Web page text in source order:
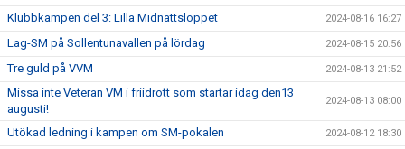
Klubbkampen del 3: Lilla Midnattsloppet 2024-08-16 16:27
Lag-SM på Sollentunavallen på lördag 2024-08-15 20:56
Tre guld på VVM 2024-08-13 21:52
Missa inte Veteran VM i friidrott som startar idag den13
augusti!
2024-08-13 08:00
Utökad ledning i kampen om SM-pokalen 2024-08-12 18:30